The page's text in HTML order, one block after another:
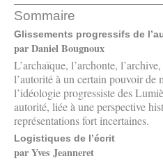
Sommaire
Glissements progressifs de
par Daniel Bougnoux
L’archaïque, l’archonte,
l’autorité à un certain pouvoir de
l’idéologie progressiste des
autorité, liée à une perspective
représentations fort incertaines.
Logistiques de l’écrit
par Yves Jeanneret